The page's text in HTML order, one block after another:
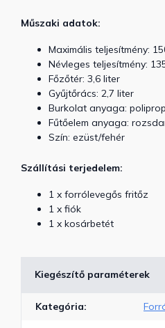
Műszaki adatok:
Maximális teljesítmény:
Névleges teljesítmény:
Főzőtér: 3,6 liter
Gyűjtőrács: 2,7 liter
Burkolat anyaga:
Fűtőelem anyaga:
Szín: ezüst/fehér
Szállítási terjedelem:
1 x forrólevegős fritőz
1 x fiók
1 x kosárbetét
Kiegészítő paraméterek
Kategória: